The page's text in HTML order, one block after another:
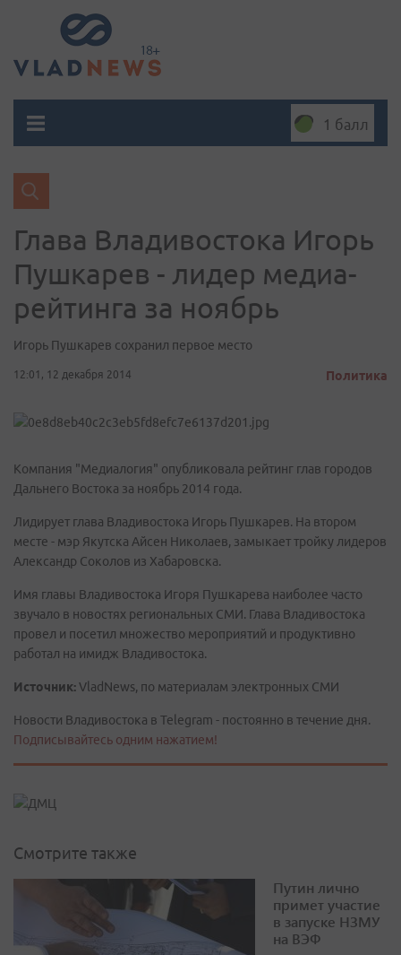
1 балл
Глава Владивостока Игорь
Пушкарев - лидер медиа-
рейтинга за ноябрь
Игорь Пушкарев сохранил первое место
12:01, 12 декабря 2014 Политика
Компания "Медиалогия" опубликовала рейтинг глав городов
Дальнего Востока за ноябрь 2014 года.
Лидирует глава Владивостока Игорь Пушкарев. На втором
месте - мэр Якутска Айсен Николаев, замыкает тройку лидеров
Александр Соколов из Хабаровска.
Имя главы Владивостока Игоря Пушкарева наиболее часто
звучало в новостях региональных СМИ. Глава Владивостока
провел и посетил множество мероприятий и продуктивно
работал на имидж Владивостока.
Источник:VladNews, по материалам электронных СМИ
Новости Владивостока в Telegram - постоянно в течение дня.
Подписывайтесь одним нажатием!
Смотрите также
Путин лично
примет участие
в запуске НЗМУ
на ВЭФ